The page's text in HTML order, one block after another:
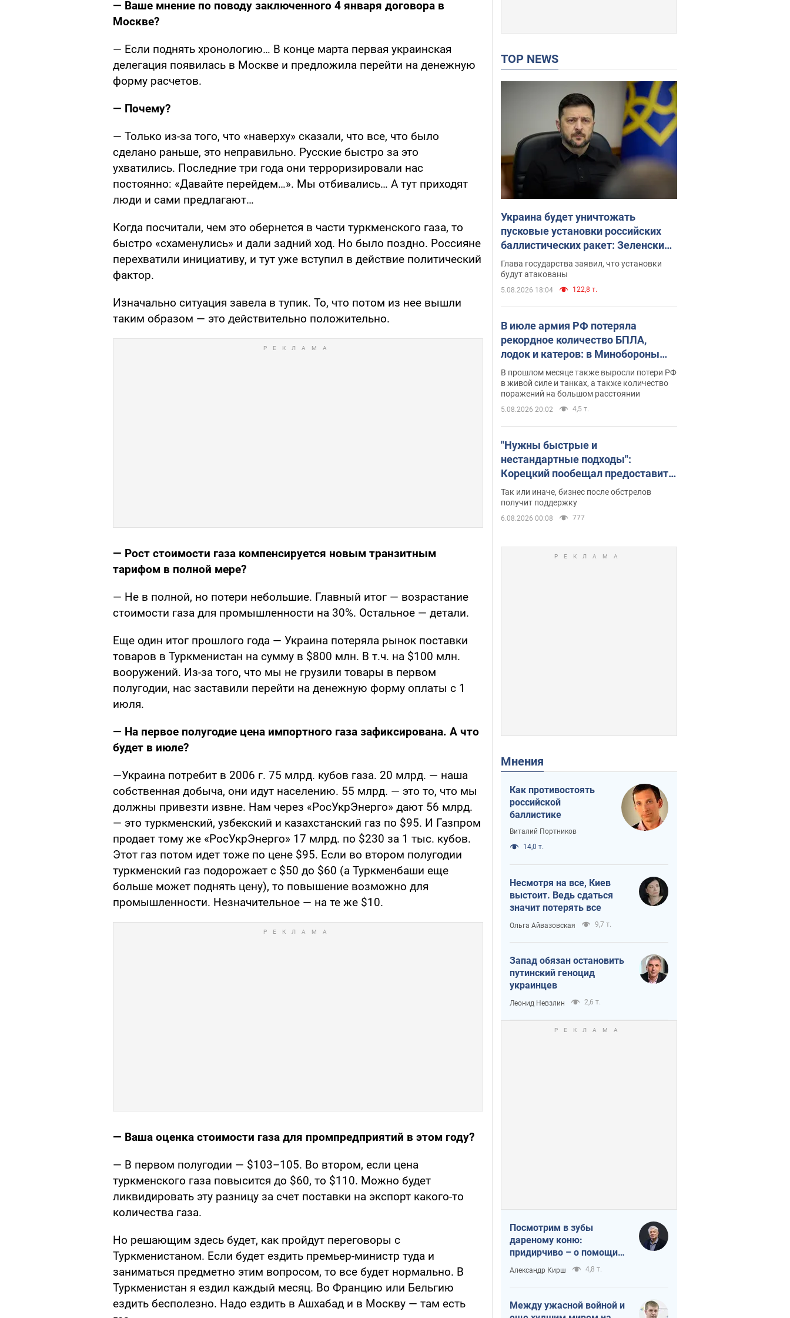
— Ваше мнение по поводу заключенного 4 января договора в
Москве?
— Если поднять хронологию… В конце марта первая украинская
делегация появилась в Москве и предложила перейти на денежную
форму расчетов.
— Почему?
— Только из-за того, что «наверху» сказали, что все, что было
сделано раньше, это неправильно. Русские быстро за это
ухватились. Последние три года они терроризировали нас
постоянно: «Давайте перейдем…». Мы отбивались… А тут приходят
люди и сами предлагают…
Когда посчитали, чем это обернется в части туркменского газа, то
быстро «схаменулись» и дали задний ход. Но было поздно. Россияне
перехватили инициативу, и тут уже вступил в действие политический
фактор.
Изначально ситуация завела в тупик. То, что потом из нее вышли
таким образом — это действительно положительно.
— Рост стоимости газа компенсируется новым транзитным
тарифом в полной мере?
— Не в полной, но потери небольшие. Главный итог — возрастание
стоимости газа для промышленности на 30%. Остальное — детали.
Еще один итог прошлого года — Украина потеряла рынок поставки
товаров в Туркменистан на сумму в $800 млн. В т.ч. на $100 млн.
вооружений. Из-за того, что мы не грузили товары в первом
полугодии, нас заставили перейти на денежную форму оплаты с 1
июля.
— На первое полугодие цена импортного газа зафиксирована. А что
будет в июле?
—Украина потребит в 2006 г. 75 млрд. кубов газа. 20 млрд. — наша
собственная добыча, они идут населению. 55 млрд. — это то, что мы
должны привезти извне. Нам через «РосУкрЭнерго» дают 56 млрд.
— это туркменский, узбекский и казахстанский газ по $95. И Газпром
продает тому же «РосУкрЭнерго» 17 млрд. по $230 за 1 тыс. кубов.
Этот газ потом идет тоже по цене $95. Если во втором полугодии
туркменский газ подорожает с $50 до $60 (а Туркменбаши еще
больше может поднять цену), то повышение возможно для
промышленности. Незначительное — на те же $10.
— Ваша оценка стоимости газа для промпредприятий в этом году?
— В первом полугодии — $103–105. Во втором, если цена
туркменского газа повысится до $60, то $110. Можно будет
ликвидировать эту разницу за счет поставки на экспорт какого-то
количества газа.
Но решающим здесь будет, как пройдут переговоры с
Туркменистаном. Если будет ездить премьер-министр туда и
заниматься предметно этим вопросом, то все будет нормально. В
Туркменистан я ездил каждый месяц. Во Францию или Бельгию
ездить бесполезно. Надо ездить в Ашхабад и в Москву — там есть
TOP NEWS
Украина будет уничтожать
пусковые установки российских
баллистических ракет: Зеленский
провел заседание СНБО
Глава государства заявил, что установки
будут атакованы
5.08.2026 18:04 122,8 т.
В июле армия РФ потеряла
рекордное количество БПЛА,
лодок и катеров: в Минобороны
обнародовали статистику
В прошлом месяце также выросли потери РФ
в живой силе и танках, а также количество
поражений на большом расстоянии
5.08.2026 20:02 4,5 т.
"Нужны быстрые и
нестандартные подходы":
Корецкий пообещал предоставить
бизнесу приоритетный доступ к
имеющимся складским
помещениям
Так или иначе, бизнес после обстрелов
получит поддержку
6.08.2026 00:08 777
Мнения
Как противостоять
российской
баллистике
Виталий Портников
14,0 т.
Несмотря на все, Киев
выстоит. Ведь сдаться
значит потерять все
Ольга Айвазовская 9,7 т.
Запад обязан остановить
путинский геноцид
украинцев
Леонид Невзлин 2,6 т.
Посмотрим в зубы
дареному коню:
придирчиво – о помощи
Украине
Александр Кирш 4,8 т.
Между ужасной войной и